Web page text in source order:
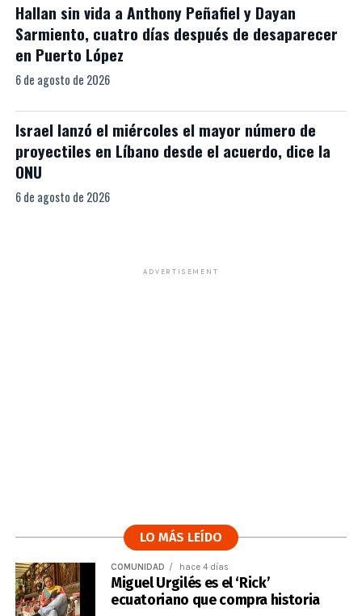
Hallan sin vida a Anthony Peñafiel y Dayan
Sarmiento, cuatro días después de desaparecer
en Puerto López
6 de agosto de 2026
Israel lanzó el miércoles el mayor número de
proyectiles en Líbano desde el acuerdo, dice la
ONU
6 de agosto de 2026
ADVERTISEMENT
LO MÁS LEÍDO
COMUNIDAD hace 4 días
Miguel Urgilés es el ‘Rick’
ecuatoriano que compra historia